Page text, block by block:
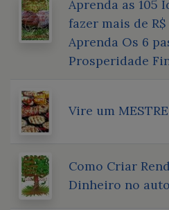
Aprenda as 105
fazer mais de
Aprenda Os 6
Prosperidade
Vire um
Como Criar
Dinheiro no